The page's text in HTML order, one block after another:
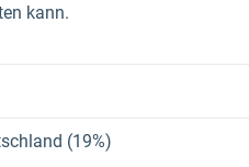
kann.
(19%)